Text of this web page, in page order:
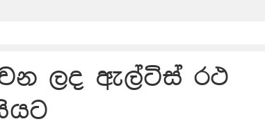
ලද ඇල්ටිස් රථ